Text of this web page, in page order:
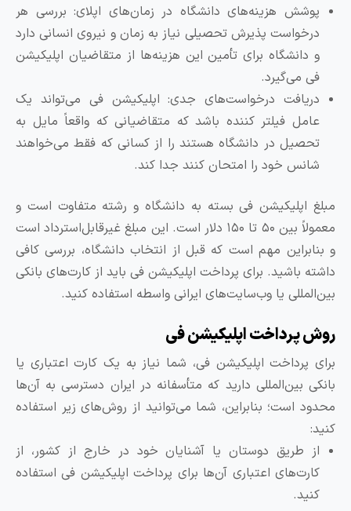
پوشش هزینه‌های دانشگاه در زمان‌های اپلای: بررسی هر
درخواست پذیرش تحصیلی نیاز به زمان و نیروی انسانی دارد
و دانشگاه برای تأمین این هزینه‌ها از متقاضیان اپلیکیشن
فی می‌گیرد.
دریافت درخواست‌های جدی: اپلیکیشن فی می‌تواند یک
عامل فیلتر کننده باشد که متقاضیانی که واقعاً مایل به
تحصیل در دانشگاه هستند را از کسانی که فقط می‌خواهند
شانس خود را امتحان کنند جدا کند.
اپلیکیشن فی بسته به دانشگاه و رشته متفاوت است و
معمولاً بین ۵۰ تا ۱۵۰ دلار است. این مبلغ غیرقابل‌استرداد است
بنابراین مهم است که قبل از انتخاب دانشگاه، بررسی کافی
باشید. برای پرداخت اپلیکیشن فی باید از کارت‌های بانکی
یا وب‌سایت‌های ایرانی واسطه استفاده کنید.
پرداخت اپلیکیشن فی
پرداخت اپلیکیشن فی، شما نیاز به یک کارت اعتباری یا
بین‌المللی دارید که متأسفانه در ایران دسترسی به آن‌ها
است؛ بنابراین، شما می‌توانید از روش‌های زیر استفاده
از طریق دوستان یا آشنایان خود در خارج از کشور، از
کارت‌های اعتباری آن‌ها برای پرداخت اپلیکیشن فی استفاده
کنید.